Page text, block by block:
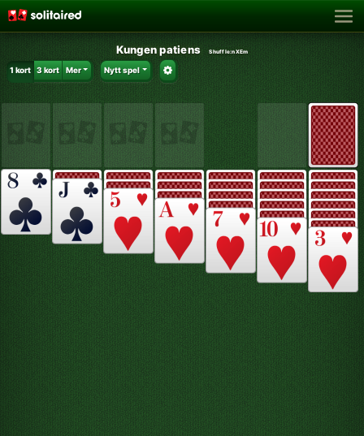
Kungen patiens Shuffle:nXEm
1 kort 3 kort Mer Nytt spel